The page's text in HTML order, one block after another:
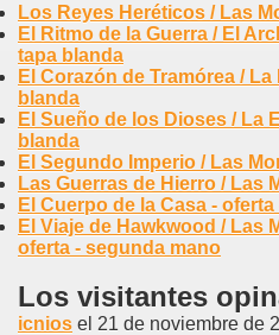
Los Reyes Heréticos / Las
El Ritmo de la Guerra / El
tapa blanda
El Corazón de Tramórea /
blanda
El Sueño de los Dioses / La
blanda
El Segundo Imperio / Las
Las Guerras de Hierro / Las
El Cuerpo de la Casa -
El Viaje de Hawkwood / Las
oferta - segunda mano
Los visitantes
icnios el 21 de noviembre de